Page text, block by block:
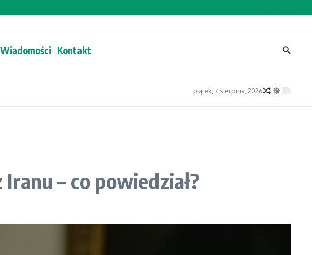
Wiadomości Kontakt
piątek, 7 sierpnia, 2026
– co powiedział?